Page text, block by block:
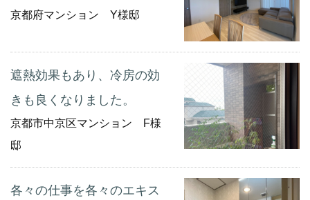
京都府マンション Y様邸
遮熱効果もあり、冷房の効
きも良くなりました。
京都市中京区マンション F様
邸
各々の仕事を各々のエキス